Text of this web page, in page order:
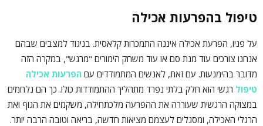
טיפול בהפרעות אכילה
על פניו, הפרעת אכילה איננה התמכרות קלאסית. בניגוד למצבים שבהם
אנחנו צורכים עוד מנת סם או עוד משחק הימורים "מרגש", במקרה הזה
מדובר בהימנעות. עם זאת, לאנשים המתמודדים עם הפרעות אכילה
טיפול רגשי הוא חלק בלתי נפרד מתהליך ההתמודדות כולו. כך הם נלחמים
במצוקה הרגשית שעוררה את ההפרעה מלכתחילה, משקמים את הגוף ואת
הרגלי האכילה, ומסגלים לעצמם מציאות חדשה, בריאה וטובה הרבה יותר.